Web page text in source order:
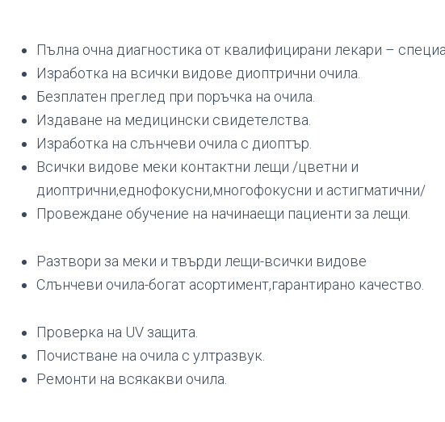
Пълна очна диагностика от квалифицирани лекари –
Изработка на всички видове диоптрични очила.
Безплатен преглед при поръчка на очила.
Издаване на медицински свидетелства.
Изработка на слънчеви очила с диоптър.
Всички видове меки контактни лещи /цветни и
диоптрични,еднофокусни,многофокусни и астигматични/
Провеждане обучение на начинаещи пациенти за лещи.
Разтвори за меки и твърди лещи-всички видове
Слънчеви очила-богат асортимент,гарантирано качество.
Проверка на UV защита.
Почистване на очила с ултразвук.
Ремонти на всякакви очила.